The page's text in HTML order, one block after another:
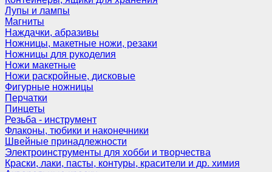
Лупы и лампы
Магниты
Наждачки, абразивы
Ножницы, макетные ножи, резаки
Ножницы для рукоделия
Ножи макетные
Ножи раскройные, дисковые
Фигурные ножницы
Перчатки
Пинцеты
Резьба - инструмент
Флаконы, тюбики и наконечники
Швейные принадлежности
Электроинструменты для хобби и творчества
Краски, лаки, пасты, контуры, красители и др. химия